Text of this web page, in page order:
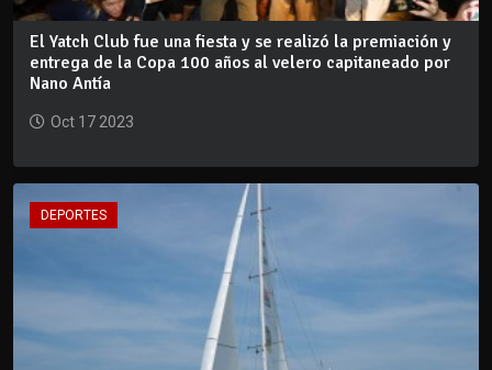
El Yatch Club fue una fiesta y se realizó la premiación y
entrega de la Copa 100 años al velero capitaneado por
Nano Antía
Oct 17 2023
DEPORTES